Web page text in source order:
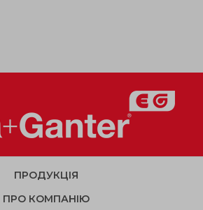
ПРОДУКЦІЯ
ПРО КОМПАНІЮ